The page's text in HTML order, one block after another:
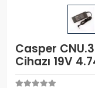
Casper
Cihazı 19V